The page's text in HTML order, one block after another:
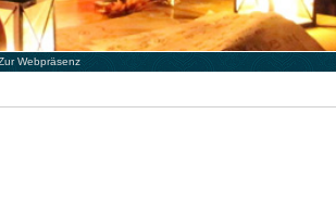
Webpräsenz